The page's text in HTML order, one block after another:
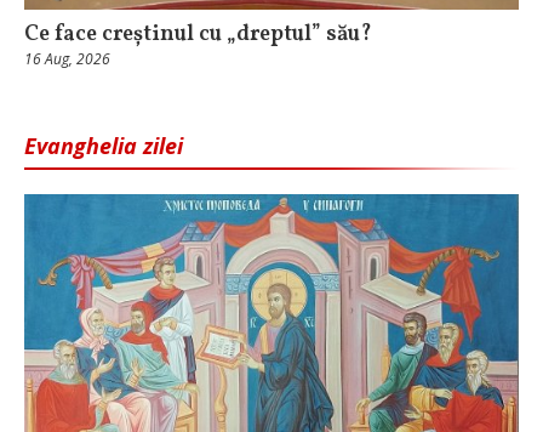
Ce face creștinul cu „dreptul” său?
16 Aug, 2026
Evanghelia zilei